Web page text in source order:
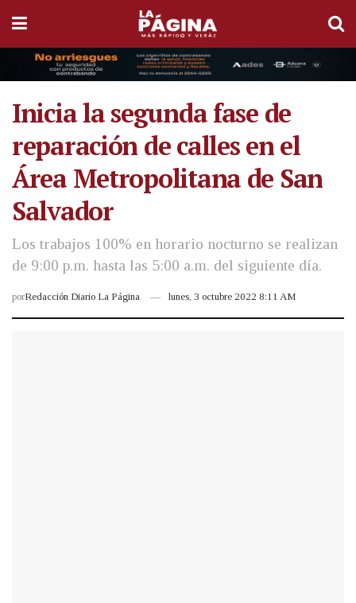
Inicia la segunda fase de
reparación de calles en el
Área Metropolitana de San
Salvador
Los trabajos 100% en horario nocturno se realizan
de 9:00 p.m. hasta las 5:00 a.m. del siguiente día.
porRedacción Diario La Página lunes, 3 octubre 2022 8:11 AM